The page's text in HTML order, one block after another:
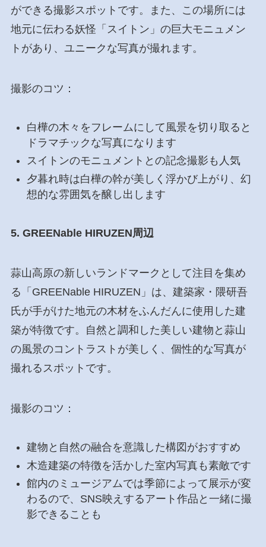
ができる撮影スポットです。また、この場所には
地元に伝わる妖怪「スイトン」の巨大モニュメン
トがあり、ユニークな写真が撮れます。
撮影のコツ：
白樺の木々をフレームにして風景を切り取ると
ドラマチックな写真になります
スイトンのモニュメントとの記念撮影も人気
夕暮れ時は白樺の幹が美しく浮かび上がり、幻
想的な雰囲気を醸し出します
5. GREENable HIRUZEN周辺
蒜山高原の新しいランドマークとして注目を集め
る「GREENable HIRUZEN」は、建築家・隈研吾
氏が手がけた地元の木材をふんだんに使用した建
築が特徴です。自然と調和した美しい建物と蒜山
の風景のコントラストが美しく、個性的な写真が
撮れるスポットです。
撮影のコツ：
建物と自然の融合を意識した構図がおすすめ
木造建築の特徴を活かした室内写真も素敵です
館内のミュージアムでは季節によって展示が変
わるので、SNS映えするアート作品と一緒に撮
影できることも